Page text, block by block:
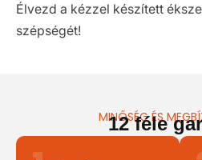
Élvezd a kézzel készített
szépségét!
MINŐSÉG ÉS
12 féle